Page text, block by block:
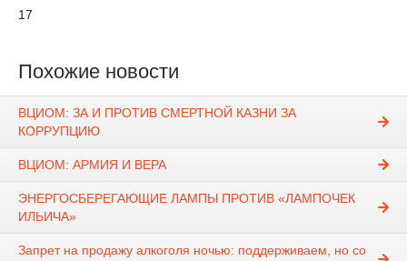
17
Похожие новости
ВЦИОМ: ЗА И ПРОТИВ СМЕРТНОЙ КАЗНИ ЗА
КОРРУПЦИЮ
ВЦИОМ: АРМИЯ И ВЕРА
ЭНЕРГОСБЕРЕГАЮЩИЕ ЛАМПЫ ПРОТИВ «ЛАМПОЧЕК
ИЛЬИЧА»
Запрет на продажу алкоголя ночью: поддерживаем, но со